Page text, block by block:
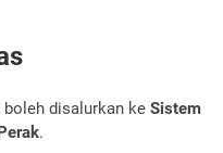
boleh disalurkan ke Sistem
.